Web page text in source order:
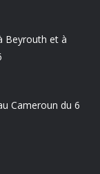
Beyrouth et à
Cameroun du 6